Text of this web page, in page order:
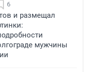
6
и размещал
мужчины